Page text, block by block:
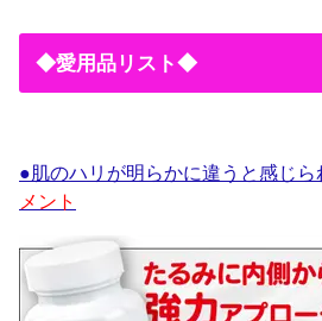
◆愛用品リスト◆
●肌のハリが明らかに違うと感じら
メント